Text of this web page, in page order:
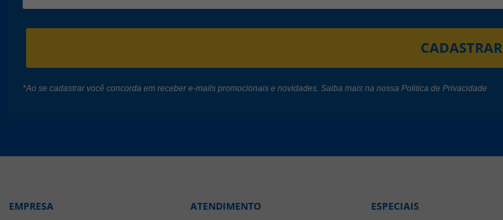
CADASTRAR
*Ao se cadastrar você concorda em receber e-mails promocionais e novidades. Saiba mais na nossaPolitica de Privacidade
EMPRESA ATENDIMENTO ESPECIAIS